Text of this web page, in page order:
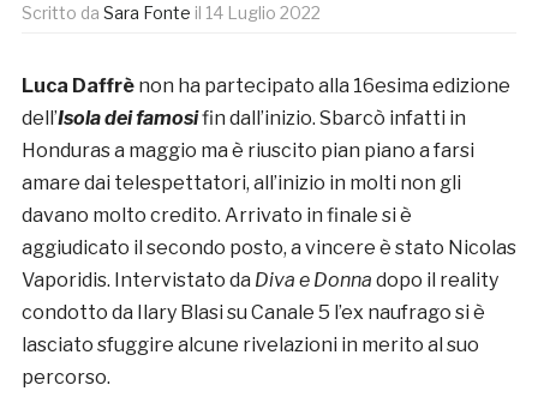
Scritto da Sara Fonte il 14 Luglio 2022
Luca Daffrènon ha partecipato alla 16esima edizione
dell’Isola dei famosifin dall’inizio. Sbarcò infatti in
Honduras a maggio ma è riuscito pian piano a farsi
amare dai telespettatori, all’inizio in molti non gli
davano molto credito. Arrivato in finale si è
aggiudicato il secondo posto, a vincere è stato Nicolas
Vaporidis. Intervistato da Diva e Donna dopo il reality
condotto da Ilary Blasi su Canale 5 l’ex naufrago si è
lasciato sfuggire alcune rivelazioni in merito al suo
percorso.